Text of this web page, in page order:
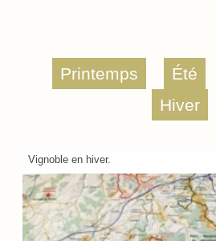
Printemps Été
Hiver
Vignoble en hiver.